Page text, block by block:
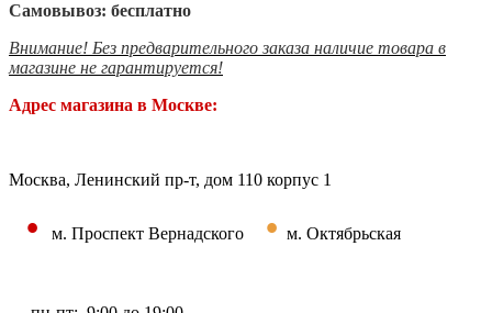
Самовывоз: бесплатно
Внимание! Без предварительного заказа наличие товара в
магазине не гарантируется!
Адрес магазина в Москве:
Москва, Ленинский пр-т, дом 110 корпус 1
• м. Проспект Вернадского • м. Октябрьская